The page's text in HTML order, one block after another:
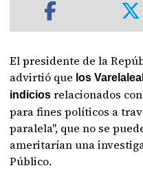
El presidente de la
advirtió que los
indicios relacionados
para fines políticos a
paralela", que no se
ameritarían una
Público.